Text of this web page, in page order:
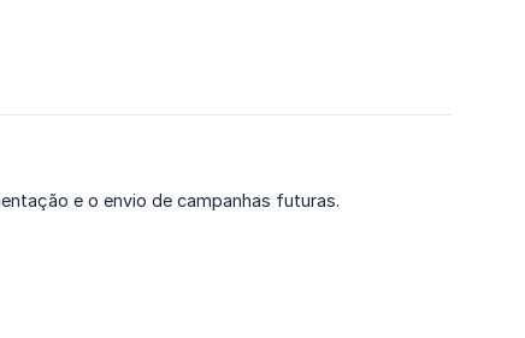
e o envio de campanhas futuras.